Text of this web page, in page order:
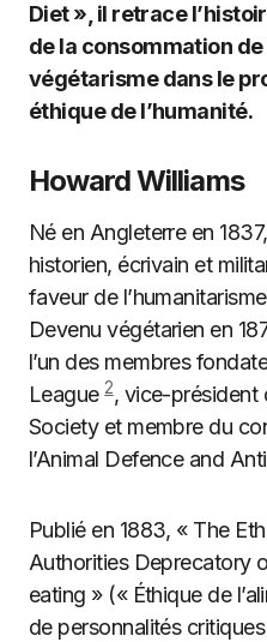
Diet », il retrace
de la consommation
végétarisme dans le
éthique de l’humanité.
Howard Williams
Né en Angleterre en
historien, écrivain et
faveur de l’humanitarisme
Devenu végétarien en
l’un des membres
League2, vice-président
Society et membre du
l’Animal Defence and
Publié en 1883, « The
Authorities Deprecatory
eating » (« Éthique de
de personnalités